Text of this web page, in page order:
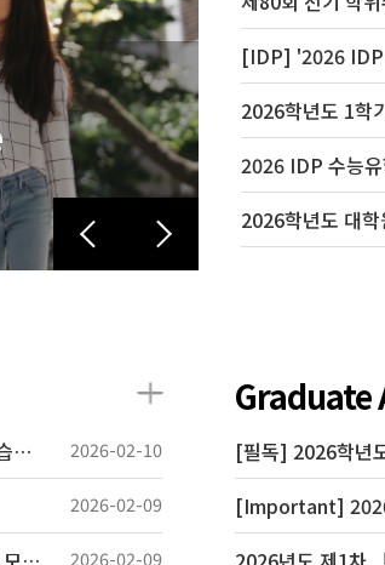
Industrial
[IDP] '2026 IDP
2026학년도 1학
2026 IDP 수능
2026학년도 대
2026학년도 공과대학 신입 학부생 대상 SPLIT 수학/물리 학습과정 신청 안내 2026-02-10
2026-02-09
2026-02-09